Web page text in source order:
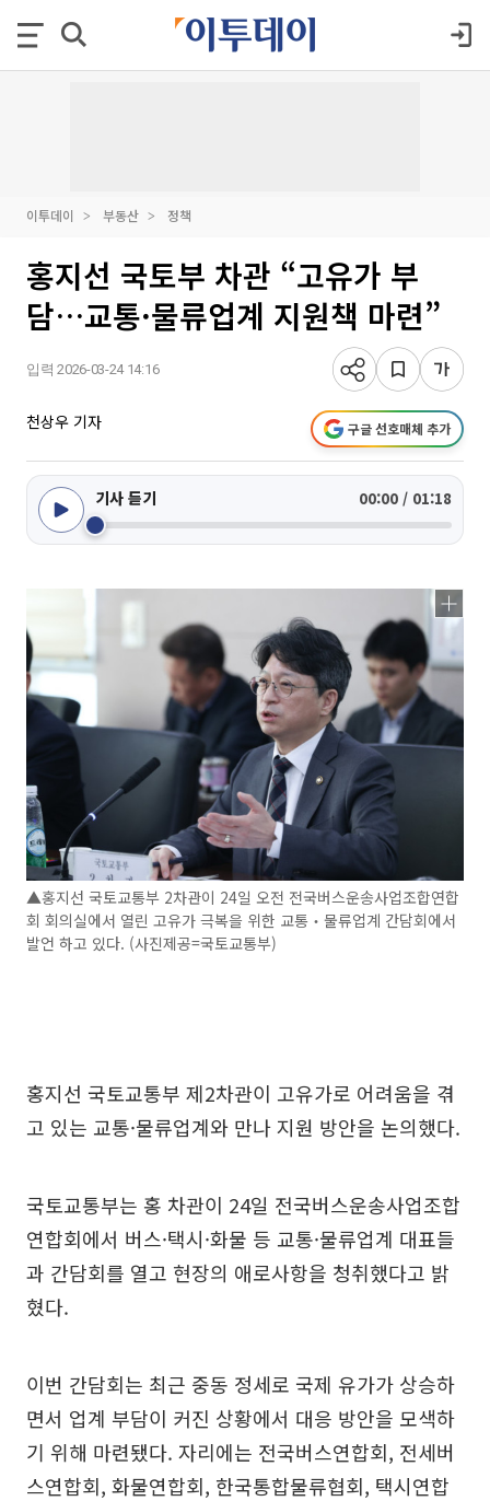
이투데이 부동산 정책
홍지선 국토부 차관 “고유가 부
담…교통·물류업계 지원책 마련”
입력 2026-03-24 14:16
천상우 기자 구글 선호매체 추가
기사 듣기 00:00 / 01:18
▲홍지선 국토교통부 2차관이 24일 오전 전국버스운송사업조합연합
회 회의실에서 열린 고유가 극복을 위한 교통‧물류업계 간담회에서
발언 하고 있다. (사진제공=국토교통부)
홍지선 국토교통부 제2차관이 고유가로 어려움을 겪
고 있는 교통·물류업계와 만나 지원 방안을 논의했다.
국토교통부는 홍 차관이 24일 전국버스운송사업조합
연합회에서 버스·택시·화물 등 교통·물류업계 대표들
과 간담회를 열고 현장의 애로사항을 청취했다고 밝
혔다.
이번 간담회는 최근 중동 정세로 국제 유가가 상승하
면서 업계 부담이 커진 상황에서 대응 방안을 모색하
기 위해 마련됐다. 자리에는 전국버스연합회, 전세버
스연합회, 화물연합회, 한국통합물류협회, 택시연합